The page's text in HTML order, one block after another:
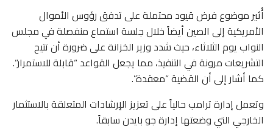
أُثير موضوع فرض قيود محتملة على تدفق رؤوس الأموال
الأمريكية إلى الصين أيضاً خلال جلسة استماع منفصلة في مجلس
النواب يوم الثلاثاء، حيث شدد وزير الخزانة على ضرورة أن تتيح
التشريعات مرونة في التنفيذ، مما يجعل القواعد “قابلة للاستمرار”.
كما أشار إلى أن القضية “معقدة”.
وتعمل إدارة ترامب حالياً على تعزيز الإرشادات المتعلقة بالاستثمار
الخارجي التي وضعتها إدارة جو بايدن سابقاً.